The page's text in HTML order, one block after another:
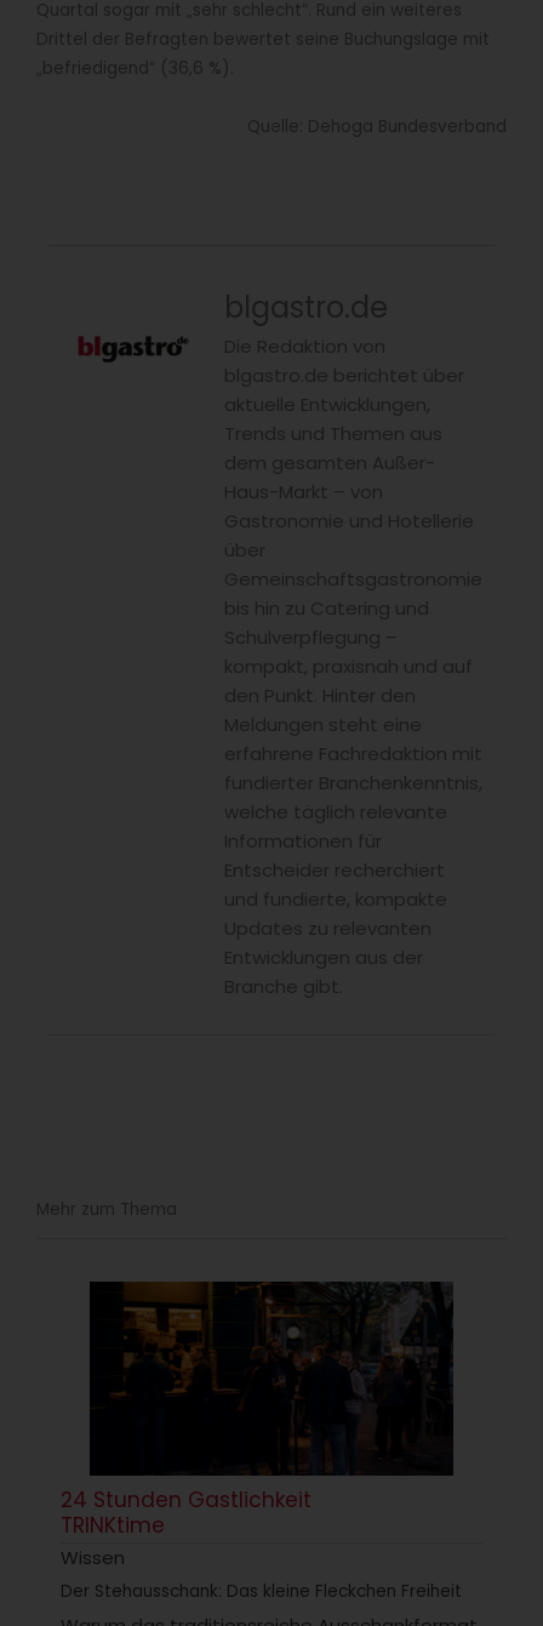
Quartal sogar mit „sehr schlecht“. Rund ein weiteres
Drittel der Befragten bewertet seine Buchungslage mit
„befriedigend“ (36,6 %).
Quelle: Dehoga Bundesverband
blgastro.de
Die Redaktion von
blgastro.de berichtet über
aktuelle Entwicklungen,
Trends und Themen aus
dem gesamten Außer-
Haus-Markt – von
Gastronomie und Hotellerie
über
Gemeinschaftsgastronomie
bis hin zu Catering und
Schulverpflegung –
kompakt, praxisnah und auf
den Punkt. Hinter den
Meldungen steht eine
erfahrene Fachredaktion mit
fundierter Branchenkenntnis,
welche täglich relevante
Informationen für
Entscheider recherchiert
und fundierte, kompakte
Updates zu relevanten
Entwicklungen aus der
Branche gibt.
Mehr zum Thema
24 Stunden Gastlichkeit
TRINKtime
Wissen
Der Stehausschank: Das kleine Fleckchen Freiheit